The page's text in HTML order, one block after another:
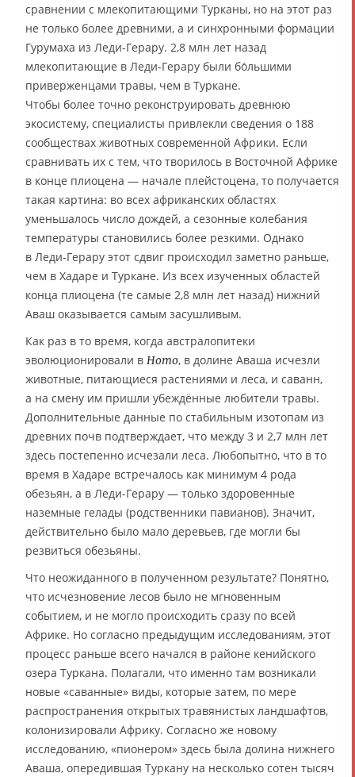
сравнении с млекопитающими Турканы, но на этот раз
не только более древними, а и синхронными формации
Гурумаха из Леди-Герару. 2,8 млн лет назад
млекопитающие в Леди-Герару были бо́льшими
приверженцами травы, чем в Туркане.
Чтобы более точно реконструировать древнюю
экосистему, специалисты привлекли сведения о 188
сообществах животных современной Африки. Если
сравнивать их с тем, что творилось в Восточной Африке
в конце плиоцена — начале плейстоцена, то получается
такая картина: во всех африканских областях
уменьшалось число дождей, а сезонные колебания
температуры становились более резкими. Однако
в Леди-Герару этот сдвиг происходил заметно раньше,
чем в Хадаре и Туркане. Из всех изученных областей
конца плиоцена (те самые 2,8 млн лет назад) нижний
Аваш оказывается самым засушливым.
Как раз в то время, когда австралопитеки
эволюционировали в Homo, в долине Аваша исчезли
животные, питающиеся растениями и леса, и саванн,
а на смену им пришли убеждённые любители травы.
Дополнительные данные по стабильным изотопам из
древних почв подтверждает, что между 3 и 2,7 млн лет
здесь постепенно исчезали леса. Любопытно, что в то
время в Хадаре встречалось как минимум 4 рода
обезьян, а в Леди-Герару — только здоровенные
наземные гелады (родственники павианов). Значит,
действительно было мало деревьев, где могли бы
резвиться обезьяны.
Что неожиданного в полученном результате? Понятно,
что исчезновение лесов было не мгновенным
событием, и не могло происходить сразу по всей
Африке. Но согласно предыдущим исследованиям, этот
процесс раньше всего начался в районе кенийского
озера Туркана. Полагали, что именно там возникали
новые «саванные» виды, которые затем, по мере
распространения открытых травянистых ландшафтов,
колонизировали Африку. Согласно же новому
исследованию, «пионером» здесь была долина нижнего
Аваша, опередившая Туркану на несколько сотен тысяч